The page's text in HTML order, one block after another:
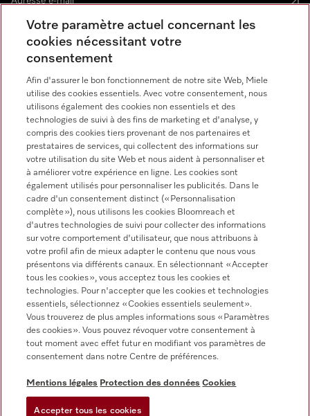
Langue
Informations légales
CGV
Protection des données
Conditions d’utilisation
Digital Services Act
Miele sur Instagram
Miele sur Youtube
Votre paramètre actuel concernant les
cookies nécessitant votre
consentement
Afin d'assurer le bon fonctionnement de notre site Web, Miele
utilise des cookies essentiels. Avec votre consentement, nous
utilisons également des cookies non essentiels et des
technologies de suivi à des fins de marketing et d'analyse, y
compris des cookies tiers provenant de nos partenaires et
prestataires de services, qui collectent des informations sur
votre utilisation du site Web et nous aident à personnaliser et
à améliorer votre expérience en ligne. Les cookies sont
également utilisés pour personnaliser les publicités. Dans le
cadre d'un consentement distinct (« Personnalisation
complète »), nous utilisons les cookies Bloomreach et
d'autres technologies de suivi pour collecter des informations
sur votre comportement d'utilisateur, que nous attribuons à
votre profil afin de mieux adapter le contenu que nous vous
présentons via différents canaux. En sélectionnant « Accepter
tous les cookies », vous acceptez tous les cookies et
technologies. Pour n'accepter que les cookies et technologies
essentiels, sélectionnez « Cookies essentiels seulement».
Vous trouverez de plus amples informations sous « Paramètres
des cookies ». Vous pouvez révoquer votre consentement à
tout moment avec effet futur en modifiant vos paramètres de
consentement dans notre Centre de préférences.
Mentions légales Protection des données Cookies
Accepter tous les cookies